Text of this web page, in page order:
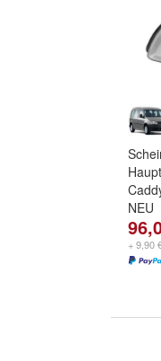
NEU
+ 9,90